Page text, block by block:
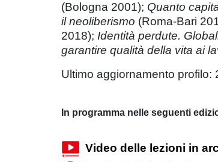
(Bologna 2001); Quanto
il neoliberismo (Roma-Bari
2018); Identità perdute.
garantire qualità della vita ai
Ultimo aggiornamento profilo:
In programma nelle seguenti
Video delle lezioni in